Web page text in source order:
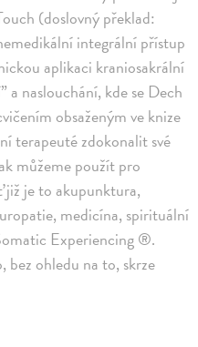
(doslovný překlad:
integrální přístup
aplikaci kraniosakrální
a naslouchání, kde se Dech
obsaženým ve knize
terapeuté zdokonalit své
můžeme použít pro
je to akupunktura,
medicína, spirituální
Experiencing ®.
bez ohledu na to, skrze